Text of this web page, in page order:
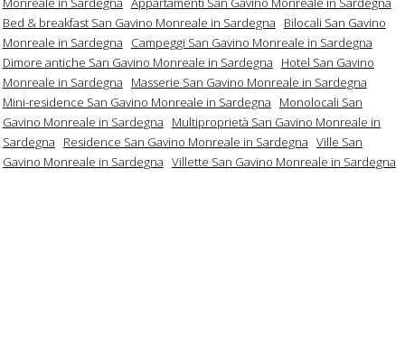
Bed & breakfast San Gavino Monreale in Sardegna
Bilocali San Gavino
Monreale in Sardegna
Campeggi San Gavino Monreale in Sardegna
Dimore antiche San Gavino Monreale in Sardegna
Hotel San Gavino
Monreale in Sardegna
Masserie San Gavino Monreale in Sardegna
Mini-residence San Gavino Monreale in Sardegna
Monolocali San
Gavino Monreale in Sardegna
Multiproprietà San Gavino Monreale in
Sardegna
Residence San Gavino Monreale in Sardegna Ville San
Gavino Monreale in Sardegna Villette San Gavino Monreale in Sardegna